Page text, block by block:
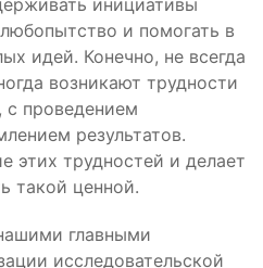
инициативы
и помогать в
идей. Конечно, не всегда
возникают трудности
проведением
результатов.
этих трудностей и делает
такой ценной.
главными
исследовательской